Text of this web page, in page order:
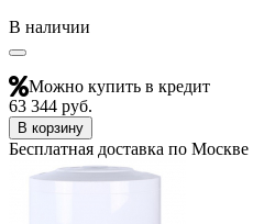
В наличии
Можно купить в кредит
63 344 руб.
В корзину
Бесплатная доставка по Москве